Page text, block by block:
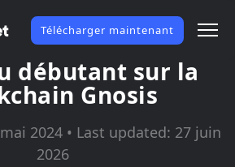
Télécharger maintenant
débutant sur la
Gnosis
2024 • Last updated: 27 juin
2026